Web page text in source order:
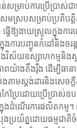
រាប់ការប្រើប្រាស់ជា
ាសមស្របសម្រាប់ប្រតិបត្
វើឱ្យងាយស្រួលក្នុងកា
នុងការបញ្ជូនកំដៅនិងចរ
ងវិស័យឧស្សាហកម្មនិងស្
ពយ៉ាងតឹងរ៉ឹង ដើម្បីធា
ងតាមស្តង់ដារនិងសេ
កែប្រែដោយប្រើប្រាស់ឧ
នុងដំណើរការផលិតកម្
ប្រយ័ត្នដោយធម្មជាតិចំ